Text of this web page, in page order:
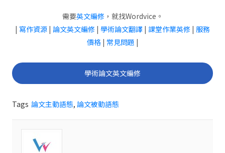
需要英文編修，就找Wordvice。
| 寫作資源 | 論文英文編修 | 學術論文翻譯 | 課堂作業英修 | 服務
價格| 常見問題 |
學術論文英文編修
Tags 論文主動語態, 論文被動語態